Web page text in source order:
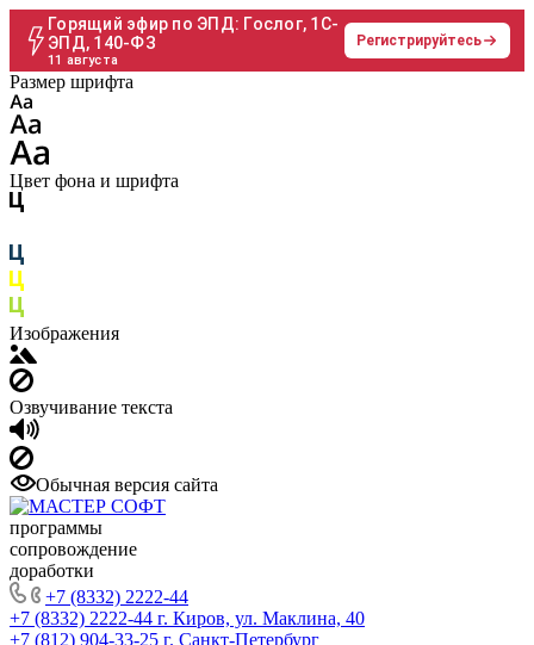
Горящий эфир по ЭПД: Гослог, 1С-
ЭПД, 140-ФЗ
11 августа
Регистрируйтесь
Размер шрифта
Цвет фона и шрифта
Изображения
Озвучивание текста
Обычная версия сайта
программы
сопровождение
доработки
+7 (8332) 2222-44
+7 (8332) 2222-44 г. Киров, ул. Маклина, 40
+7 (812) 904-33-25 г. Санкт-Петербург